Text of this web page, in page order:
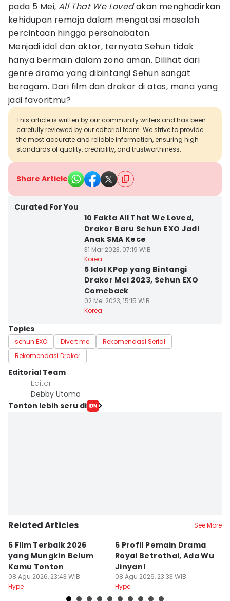
pada 5 Mei, All That We Lovedakan menghadirkan
kehidupan remaja dalam mengatasi masalah
percintaan hingga persahabatan.
Menjadi idol dan aktor, ternyata Sehun tidak
hanya bermain dalam zona aman. Dilihat dari
genre drama yang dibintangi Sehun sangat
beragam. Dari film dan drakor di atas, mana yang
jadi favoritmu?
This article is written by our community writers and has been
carefully reviewed by our editorial team. We strive to provide
the most accurate and reliable information, ensuring high
standards of quality, credibility, and trustworthiness.
Share Article
Curated For You
10 Fakta All That We Loved,
Drakor Baru Sehun EXO Jadi
Anak SMA Kece
31 Mar 2023, 07:19 WIB
Korea
5 Idol KPop yang Bintangi
Drakor Mei 2023, Sehun EXO
Comeback
02 Mei 2023, 15:15 WIB
Korea
Topics
sehun EXO Divert me
Rekomendasi Serial
Rekomendasi Drakor
Editorial Team
Editor
Debby Utomo
Tonton lebih seru di
Related Articles See More
5 Film Terbaik 2026
yang Mungkin Belum
Kamu Tonton
08 Agu 2026, 23:43 WIB
Hype
6 Profil Pemain Drama
Royal Betrothal, Ada Wu
Jinyan!
08 Agu 2026, 23:33 WIB
Hype